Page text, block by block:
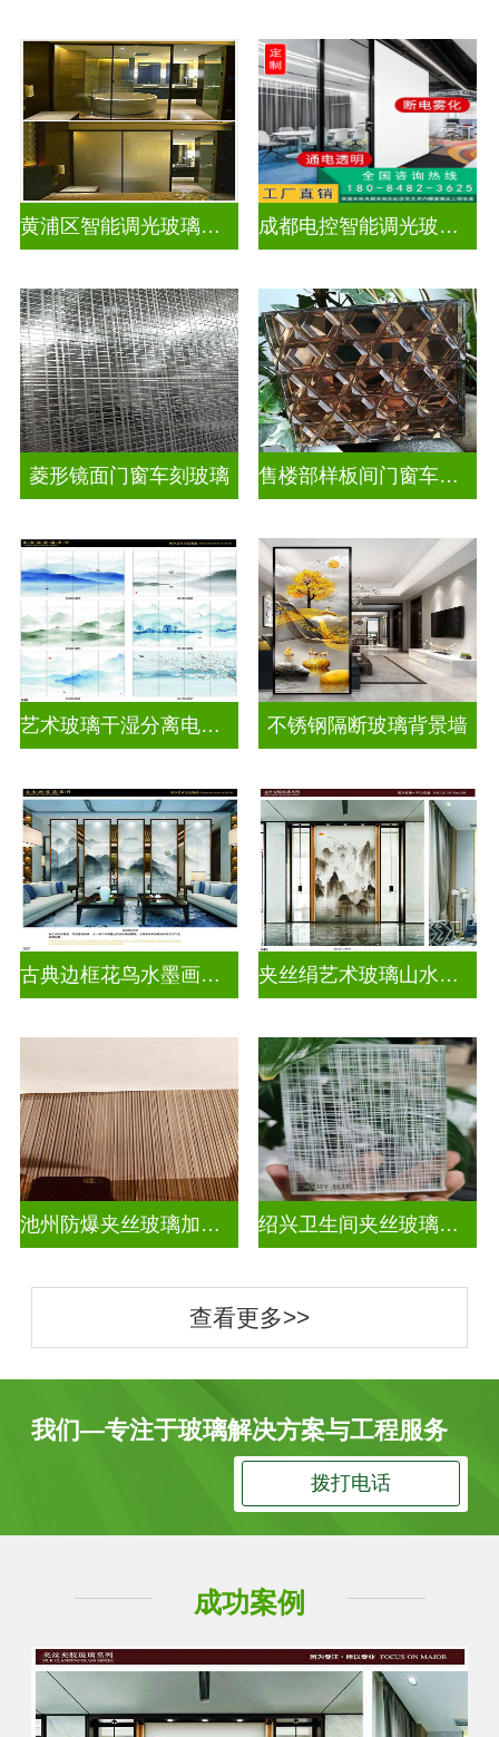
黄浦区智能调光玻璃公司 成都电控智能调光玻璃售价多少
菱形镜面门窗车刻玻璃 售楼部样板间门窗车刻玻璃
艺术玻璃干湿分离电视玻璃背景墙 不锈钢隔断玻璃背景墙
古典边框花鸟水墨画玻璃 夹丝绢艺术玻璃山水画玻璃
池州防爆夹丝玻璃加工厂 绍兴卫生间夹丝玻璃多少钱
查看更多>>
我们—专注于玻璃解决方案与工程服务
拨打电话
成功案例